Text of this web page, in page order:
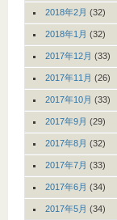
2018年2月 (32)
2018年1月 (32)
2017年12月 (33)
2017年11月 (26)
2017年10月 (33)
2017年9月 (29)
2017年8月 (32)
2017年7月 (33)
2017年6月 (34)
2017年5月 (34)